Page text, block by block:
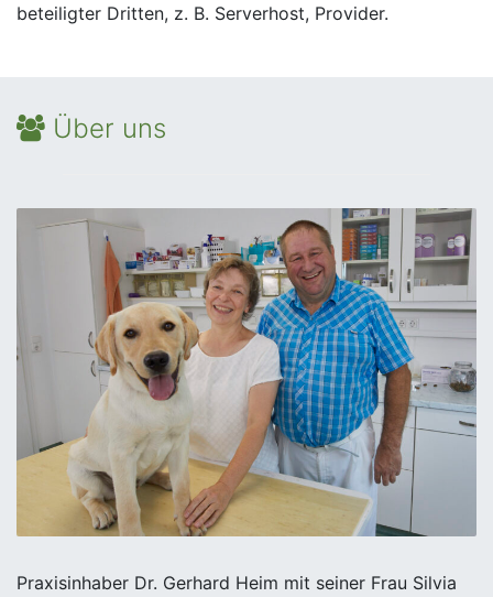
beteiligter Dritten, z. B. Serverhost, Provider.
Über uns
Praxisinhaber Dr. Gerhard Heim mit seiner Frau Silvia